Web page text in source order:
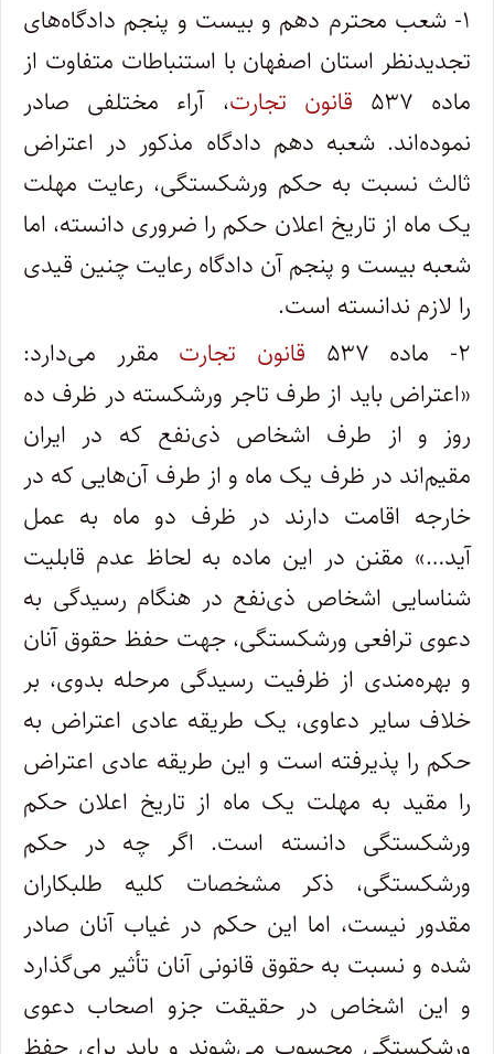
۱- شعب محترم دهم و بیست و پنجم دادگاه‌های
تجدیدنظر استان اصفهان با استنباطات متفاوت از
ماده ۵۳۷
قانون تجارت، آراء مختلفی صادر
نموده‌اند. شعبه دهم دادگاه مذکور در اعتراض
ثالث نسبت به حکم ورشکستگی، رعایت مهلت
یک ماه از تاریخ اعلان حکم را ضروری دانسته، اما
شعبه بیست و پنجم آن دادگاه رعایت چنین قیدی
را لازم ندانسته است.
۲- ماده ۵۳۷
قانون تجارت مقرر می‌دارد:
«اعتراض باید از طرف تاجر ورشکسته در ظرف ده
روز و از طرف اشخاص ذی‌نفع که در ایران
مقیم‌اند در ظرف یک ماه و از طرف آن‌هایی که در
خارجه اقامت دارند در ظرف دو ماه به عمل
آید…» مقنن در این ماده به لحاظ عدم قابلیت
شناسایی اشخاص ذی‌نفع در هنگام رسیدگی به
دعوی ترافعی ورشکستگی، جهت حفظ حقوق آنان
و بهره‌مندی از ظرفیت رسیدگی مرحله بدوی، بر
خلاف سایر دعاوی، یک طریقه عادی اعتراض به
حکم را پذیرفته است و این طریقه عادی اعتراض
را مقید به مهلت یک ماه از تاریخ اعلان حکم
ورشکستگی دانسته است. اگر چه در حکم
ورشکستگی، ذکر مشخصات کلیه طلبکاران
مقدور نیست، اما این حکم در غیاب آنان صادر
شده و نسبت به حقوق قانونی آنان تأثیر می‌گذارد
و این اشخاص در حقیقت جزو اصحاب دعوی